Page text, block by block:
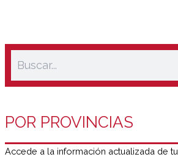
POR PROVINCIAS
Accede a la información actualizada de